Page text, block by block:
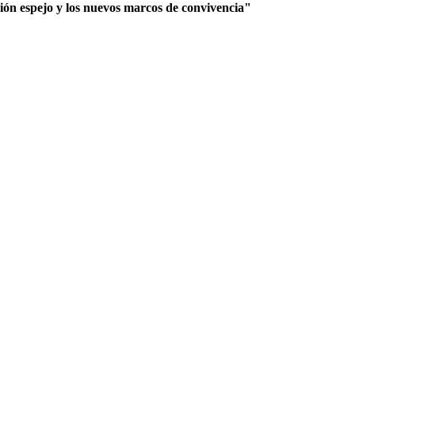
espejo y los nuevos marcos de convivencia"